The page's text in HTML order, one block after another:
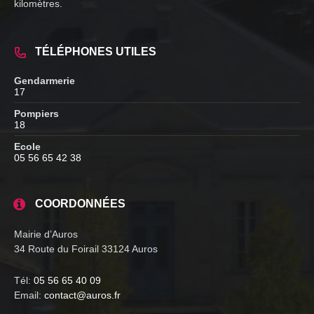
kilomètres.
TÉLÉPHONES UTILES
Gendarmerie
17
Pompiers
18
Ecole
05 56 65 42 38
COORDONNÉES
Mairie d’Auros
34 Route du Foirail 33124 Auros
Tél: 05 56 65 40 09
Email: contact@auros.fr